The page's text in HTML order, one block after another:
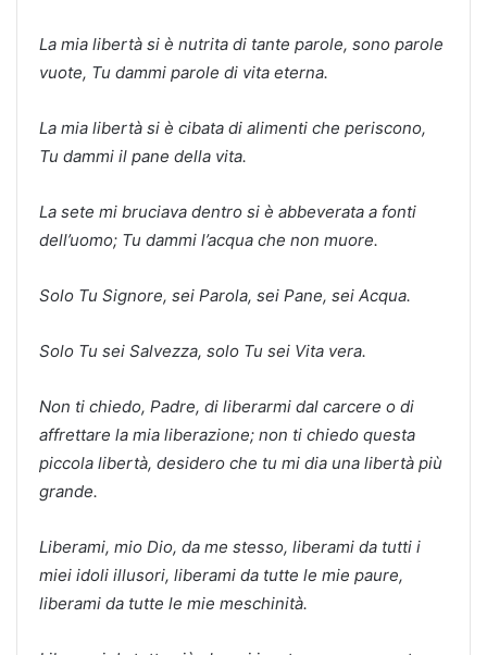
La mia libertà si è nutrita di tante parole, sono parole
vuote, Tu dammi parole di vita eterna.
La mia libertà si è cibata di alimenti che periscono,
Tu dammi il pane della vita.
La sete mi bruciava dentro si è abbeverata a fonti
dell’uomo; Tu dammi l’acqua che non muore.
Solo Tu Signore, sei Parola, sei Pane, sei Acqua.
Solo Tu sei Salvezza, solo Tu sei Vita vera.
Non ti chiedo, Padre, di liberarmi dal carcere o di
affrettare la mia liberazione; non ti chiedo questa
piccola libertà, desidero che tu mi dia una libertà più
grande.
Liberami, mio Dio, da me stesso, liberami da tutti i
miei idoli illusori, liberami da tutte le mie paure,
liberami da tutte le mie meschinità.